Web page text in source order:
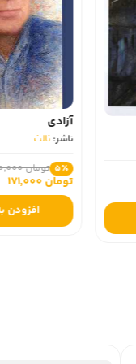
آزادی
ناشر:ثالث
5٪ تومان 180,000
تومان 171,000
افزودن